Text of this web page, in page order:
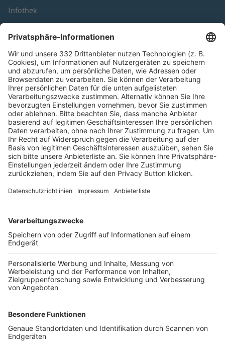
Infothek
Kontakt
HÄUFIG BESUCHTE SEITEN
Pässe und Vereinswechsel
Trainerausbildung
Schulungsangebot Vereinsmitarbeiter
BFV-Geschäftsstellen
Trainerbörse
Login SpielPlus
FOLGE DEM BFV
TOP-VEREINE
TOP-PARTNER